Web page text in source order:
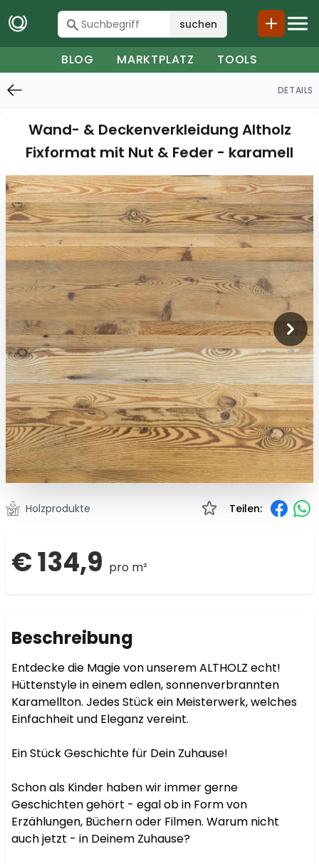
suchen
BLOG MARKTPLATZ TOOLS
DETAILS
Wand- & Deckenverkleidung Altholz
Fixformat mit Nut & Feder - karamell
Holzprodukte Teilen:
€ 134,9 pro m²
Beschreibung
Entdecke die Magie von unserem ALTHOLZ echt!
Hüttenstyle in einem edlen, sonnenverbrannten
Karamellton. Jedes Stück ein Meisterwerk, welches
Einfachheit und Eleganz vereint.
Ein Stück Geschichte für Dein Zuhause!
Schon als Kinder haben wir immer gerne
Geschichten gehört - egal ob in Form von
Erzählungen, Büchern oder Filmen. Warum nicht
auch jetzt - in Deinem Zuhause?